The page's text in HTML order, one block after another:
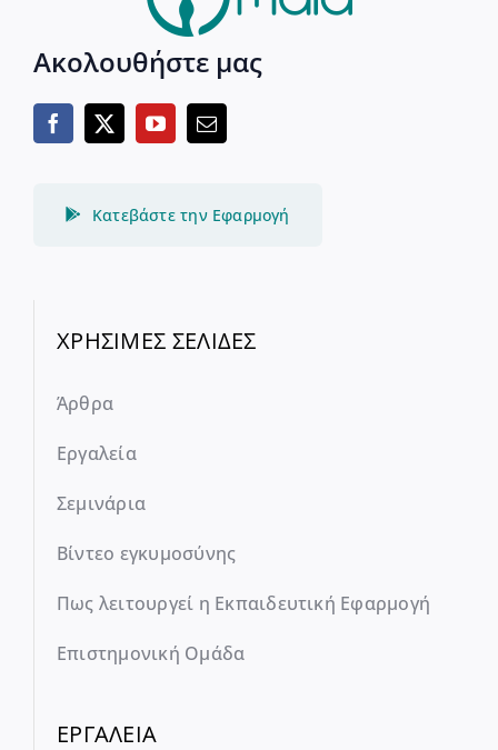
Ακολουθήστε μας
Κατεβάστε την Εφαρμογή
ΧΡΗΣΙΜΕΣ ΣΕΛΙΔΕΣ
Άρθρα
Εργαλεία
Σεμινάρια
Βίντεο εγκυμοσύνης
Πως λειτουργεί η Εκπαιδευτική Εφαρμογή
Επιστημονική Ομάδα
ΕΡΓΑΛΕΙΑ